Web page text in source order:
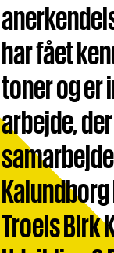
har fået
toner og er
arbejde,
Troels Birk